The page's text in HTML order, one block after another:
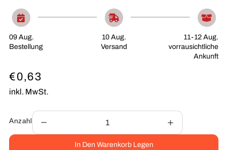
09 Aug.
Bestellung
10 Aug.
Versand
11-12 Aug.
vorrausichtliche
Ankunft
Normaler
Preis
€0,63
inkl. MwSt.
Anzahl
die
Erhöhe
die
In Den Warenkorb Legen